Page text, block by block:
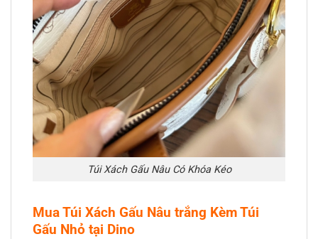
Túi Xách Gấu Nâu Có Khóa Kéo
MuaTúi Xách Gấu Nâu trắng Kèm Túi
Gấu Nhỏ tại Dino